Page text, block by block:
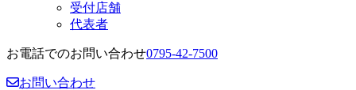
受付店舗
代表者
お電話でのお問い合わせ0795-42-7500
お問い合わせ